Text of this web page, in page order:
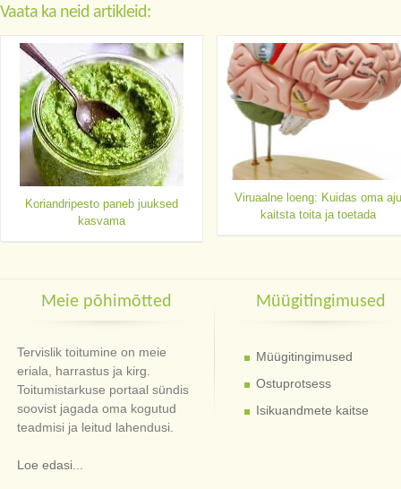
Vaata ka neid artikleid:
Koriandripesto paneb juuksed
kasvama
Viruaalne loeng: Kuidas oma aju
kaitsta toita ja toetada
Meie põhimõtted
Tervislik toitumine on meie
eriala, harrastus ja kirg.
Toitumistarkuse portaal sündis
soovist jagada oma kogutud
teadmisi ja leitud lahendusi.
Loe edasi...
Müügitingimused
Müügitingimused
Ostuprotsess
Isikuandmete kaitse